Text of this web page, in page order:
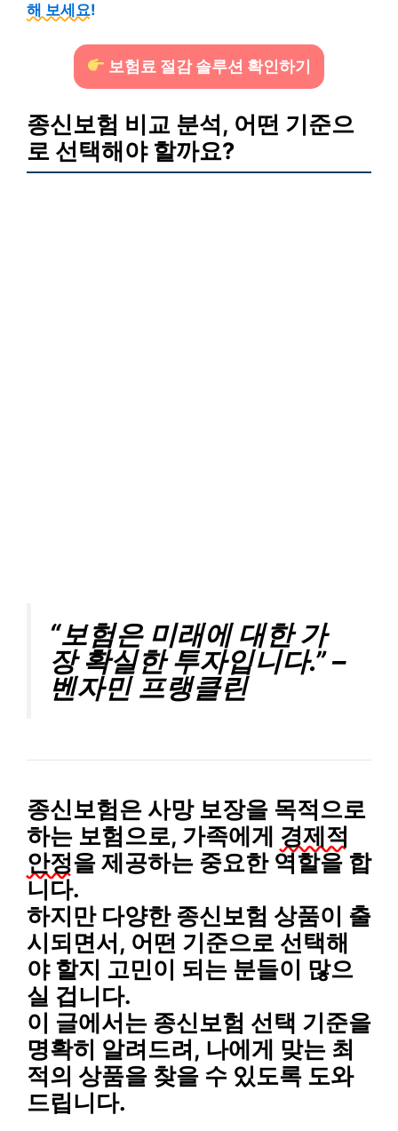
해 보세요!
보험료 절감 솔루션 확인하기
종신보험 비교 분석, 어떤 기준으
로 선택해야 할까요?
“보험은 미래에 대한 가
장 확실한 투자입니다.” –
벤자민 프랭클린
종신보험은사망 보장을 목적으로
하는 보험으로, 가족에게 경제적
안정을 제공하는 중요한 역할을 합
니다.
하지만 다양한 종신보험 상품이 출
시되면서, 어떤 기준으로 선택해
야 할지 고민이 되는 분들이 많으
실 겁니다.
이 글에서는 종신보험 선택 기준을
명확히 알려드려, 나에게 맞는 최
적의 상품을 찾을 수 있도록 도와
드립니다.